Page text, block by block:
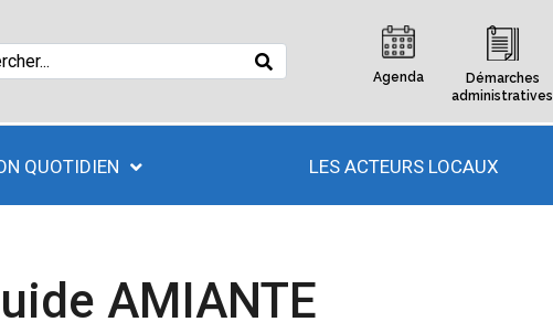
Agenda
Démarches
administratives
QUOTIDIEN LES ACTEURS LOCAUX
AMIANTE